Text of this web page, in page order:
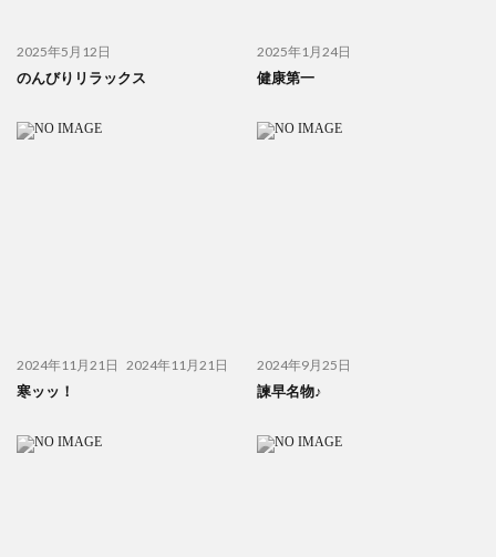
2025年5月12日
のんびりリラックス
2025年1月24日
健康第一
2024年11月21日 2024年11月21日
寒ッッ！
2024年9月25日
諫早名物♪